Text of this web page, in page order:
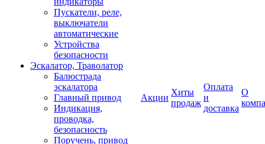
Пускатели, реле,
выключатели
автоматические
Устройства
безопасности
Эскалатор, Траволатор
Балюстрада
эскалатора
Главный привод
Индикация,
проводка,
безопасность
Поручень, привод
Акции
Хиты
продаж
Оплата
и
доставка
О